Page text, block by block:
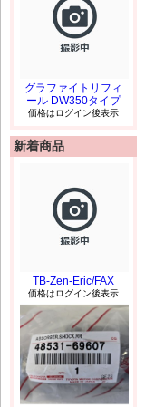
グラファイトリフィ
ール DW350タイプ
価格はログイン後表示
新着商品
TB-Zen-Eric/FAX
価格はログイン後表示